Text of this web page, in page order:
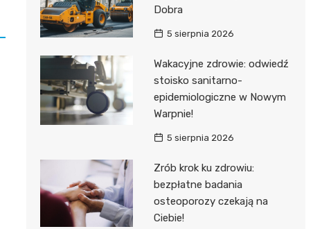
Dobra
5 sierpnia 2026
Wakacyjne zdrowie: odwiedź
stoisko sanitarno-
epidemiologiczne w Nowym
Warpnie!
5 sierpnia 2026
Zrób krok ku zdrowiu:
bezpłatne badania
osteoporozy czekają na
Ciebie!